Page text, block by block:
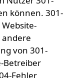
können. 301-
andere
von 301-
Betreiber
Fehler